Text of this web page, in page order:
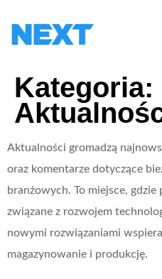
Kategoria:
Aktualności gromadzą
oraz komentarze dotyczące
branżowych. To miejsce,
związane z rozwojem
nowymi rozwiązaniami
magazynowanie i produkcję.